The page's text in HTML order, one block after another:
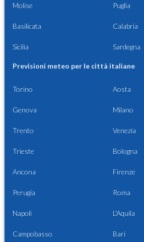
Molise Puglia
Basilicata Calabria
Sicilia Sardegna
Previsioni meteo per le città italiane
Torino Aosta
Genova Milano
Trento Venezia
Trieste Bologna
Ancona Firenze
Perugia Roma
Napoli L'Aquila
Campobasso Bari